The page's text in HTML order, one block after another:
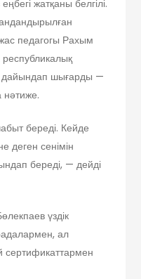
жатқаны белгілі.
педагогы Рахым
дайындап шығарды —
нәтиже.
береді. Кейде
деген сенімін
береді, — дейді
үздік
ал